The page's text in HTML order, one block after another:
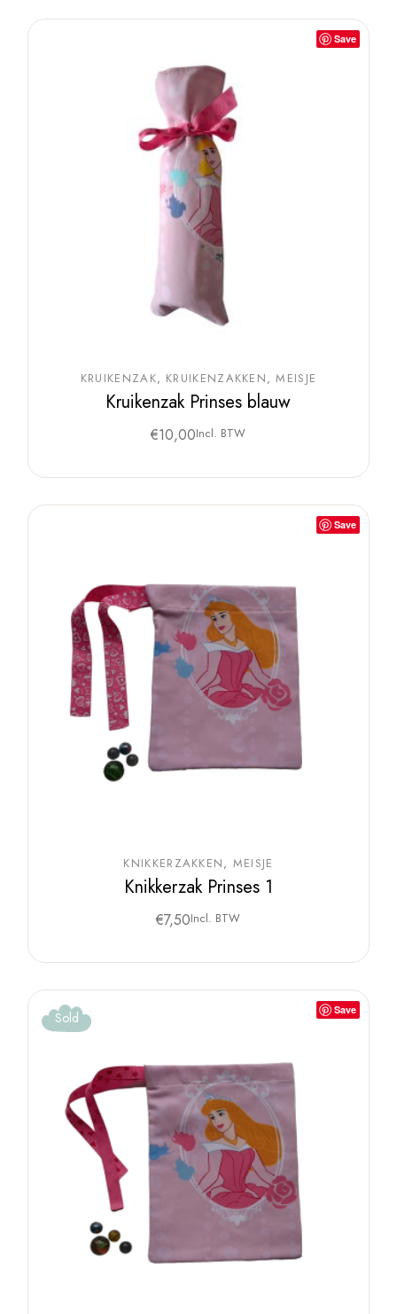
Save
KRUIKENZAK KRUIKENZAKKEN MEISJE
Kruikenzak Prinses blauw
€10,00Incl. BTW
Save
KNIKKERZAKKEN MEISJE
Knikkerzak Prinses 1
€7,50Incl. BTW
Save
Sold